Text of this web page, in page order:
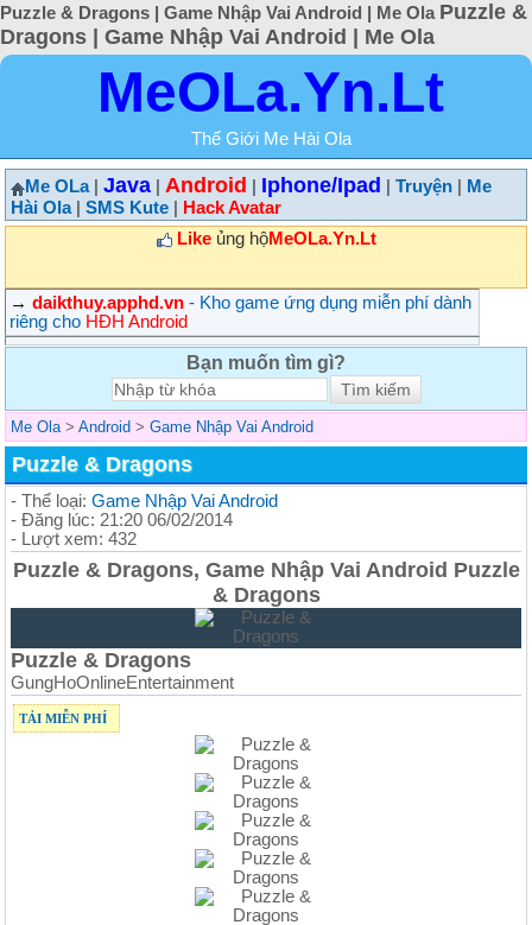
Puzzle & Dragons | Game Nhập Vai Android | Me Ola Puzzle &
Dragons | Game Nhập Vai Android | Me Ola
MeOLa.Yn.Lt
Thế Giới Me Hài Ola
Me OLa| Java Android Iphone/Ipad Truyện
Me
Hài Ola| SMS Kute
Hack Avatar
Likeủng hộMeOLa.Yn.Lt
→ daikthuy.apphd.vn - Kho game ứng dụng miễn phí dành
riêng cho HĐH Android
Bạn muốn tìm gì?
Me Ola > Android > Game Nhập Vai Android
Puzzle & Dragons
- Thể loại: Game Nhập Vai Android
- Đăng lúc: 21:20 06/02/2014
- Lượt xem: 432
Puzzle & Dragons, Game Nhập Vai Android Puzzle
& Dragons
Puzzle & Dragons
GungHoOnlineEntertainment
TẢI MIỄN PHÍ